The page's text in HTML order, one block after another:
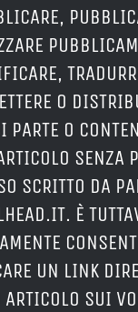
O
PARTE O
SENZA
SCRITTO DA
È
UN LINK
ARTICOLO SUI